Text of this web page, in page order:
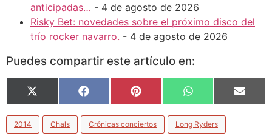
anticipadas… - 4 de agosto de 2026
Risky Bet: novedades sobre el próximo disco del
trío rocker navarro. - 4 de agosto de 2026
Puedes compartir este artículo en:
X
(Twitter)
Facebook Pinterest WhatsApp Email
2014 Chals Crónicas conciertos Long Ryders